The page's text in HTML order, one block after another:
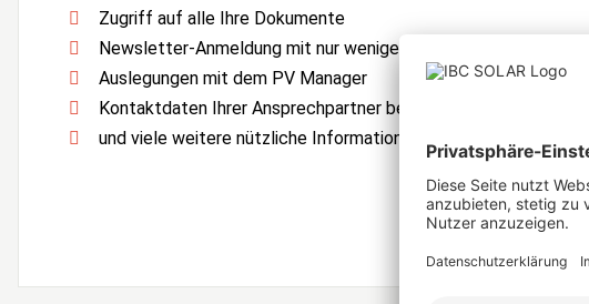
Zugriff auf alle Ihre Dokumente
Newsletter-Anmeldung mit nur wenigen Klicks
Auslegungen mit dem PV Manager
Kontaktdaten Ihrer Ansprechpartner bei IBC SOLAR
und viele weitere nützliche Informationen und Services